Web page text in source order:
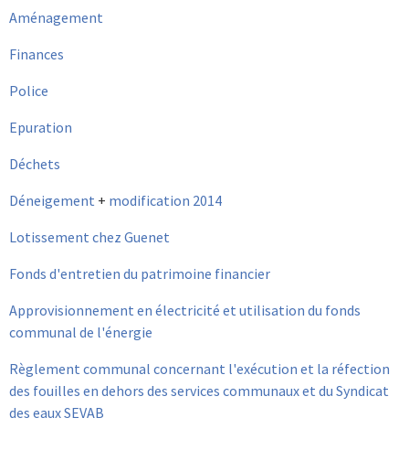
Aménagement
Finances
Police
Epuration
Déchets
Déneigement + modification 2014
Lotissement chez Guenet
Fonds d'entretien du patrimoine financier
Approvisionnement en électricité et utilisation du fonds
communal de l'énergie
Règlement communal concernant l'exécution et la réfection
des fouilles en dehors des services communaux et du Syndicat
des eaux SEVAB